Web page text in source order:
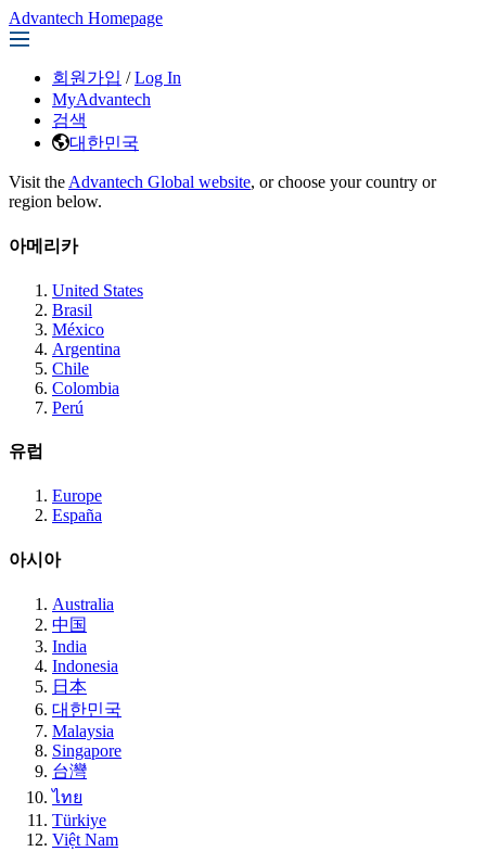
Advantech Homepage
회원가입 / Log In
MyAdvantech
검색
대한민국
Visit the Advantech Global website, or choose your country or
region below.
아메리카
United States
Brasil
México
Argentina
Chile
Colombia
Perú
유럽
Europe
España
아시아
Australia
中国
India
Indonesia
日本
대한민국
Malaysia
Singapore
台灣
ไทย
Türkiye
Việt Nam